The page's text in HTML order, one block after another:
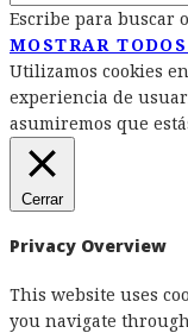
Escribe para buscar
MOSTRAR
Utilizamos cookies
experiencia de
asumiremos que
Cerrar
Privacy Overview
This website uses
you navigate